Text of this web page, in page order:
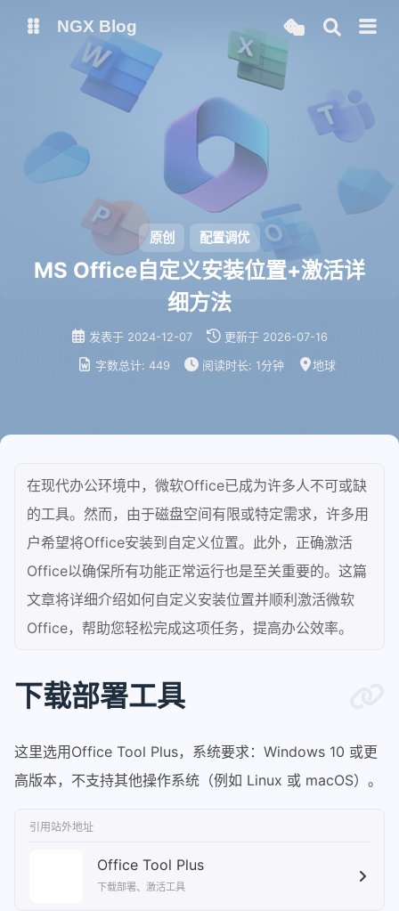
Status
备用链接 Code-Server
NGX Blog
原创 配置调优
MS Office自定义安装位置+激活详
细方法
发表于 2024-12-07 更新于 2026-07-16
字数总计: 449 阅读时长: 1分钟 地球
在现代办公环境中，微软Office已成为许多人不可或缺
的工具。然而，由于磁盘空间有限或特定需求，许多用
户希望将Office安装到自定义位置。此外，正确激活
Office以确保所有功能正常运行也是至关重要的。这篇
文章将详细介绍如何自定义安装位置并顺利激活微软
Office，帮助您轻松完成这项任务，提高办公效率。
下载部署工具
这里选用Office Tool Plus，系统要求：Windows 10 或更
高版本，不支持其他操作系统（例如 Linux 或 macOS）。
引用站外地址
Office Tool Plus
下载部署、激活工具